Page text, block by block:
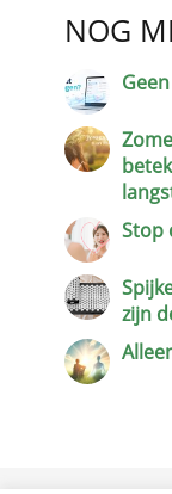
NOG
Stop
zijn